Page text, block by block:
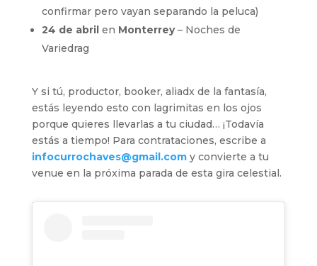
confirmar pero vayan separando la peluca)
24 de abrilen Monterrey– Noches de
Variedrag
Y si tú, productor, booker, aliadx de la fantasía,
estás leyendo esto con lagrimitas en los ojos
porque quieres llevarlas a tu ciudad… ¡Todavía
estás a tiempo! Para contrataciones, escribe a
infocurrochaves@gmail.comy convierte a tu
venue en la próxima parada de esta gira celestial.